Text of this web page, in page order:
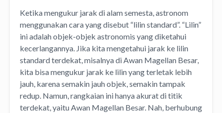
Ketika mengukur jarak di alam semesta, astronom
menggunakan cara yang disebut “lilin standard”. “Lilin”
ini adalah objek-objek astronomis yang diketahui
kecerlangannya. Jika kita mengetahui jarak ke lilin
standard terdekat, misalnya di Awan Magellan Besar,
kita bisa mengukur jarak ke lilin yang terletak lebih
jauh, karena semakin jauh objek, semakin tampak
redup. Namun, rangkaian ini hanya akurat di titik
terdekat, yaitu Awan Magellan Besar. Nah, berhubung